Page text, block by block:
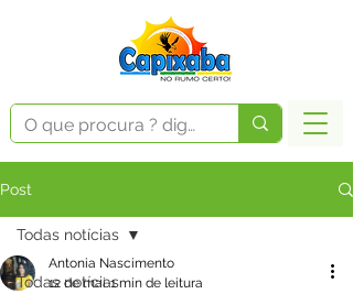
Post
Todas notícias
Todas notícias
Antonia Nascimento
12 de mai.1 min de leitura